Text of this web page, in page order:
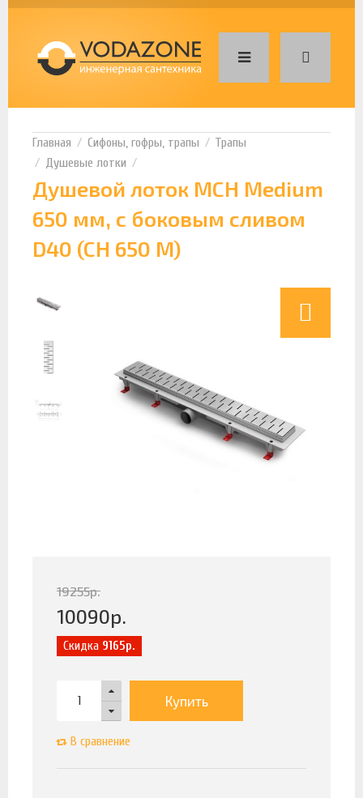
Сифоны, гофры, трапы
Трапы
Душевые лотки
Душевой лоток MCH Medium
650 мм, с боковым сливом
D40 (CH 650 M)
19255р.
10090р.
Скидка 9165р.
Купить
В сравнение